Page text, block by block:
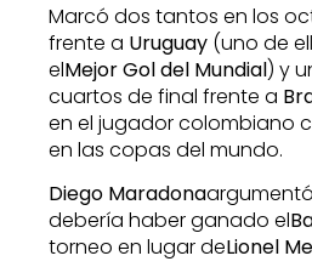
Marcó dos tantos en los
frente a Uruguay (uno de
elMejor Gol del Mundial) y
cuartos de final frente a
en el jugador colombiano
en las copas del mundo.
Diego Maradona
debería haber ganado el
torneo en lugar deLionel